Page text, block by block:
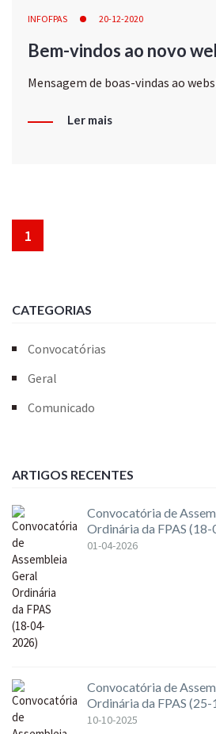
INFOFPAS 20-12-2020
Bem-vindos ao novo
Mensagem de boas-vindas ao
Ler mais
1
CATEGORIAS
Convocatórias
Geral
Comunicado
ARTIGOS RECENTES
Convocatória de
Ordinária da FPAS
01-04-2026
Convocatória de
Ordinária da FPAS
10-10-2025